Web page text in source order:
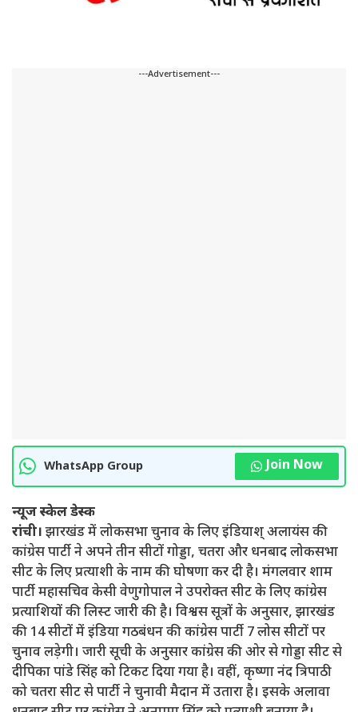
---Advertisement---
WhatsApp Group Join Now
न्यूज स्केल डेस्क
रांची।झारखंड में लोकसभा चुनाव के लिए इंडियाश् अलायंस की
कांग्रेस पार्टी ने अपने तीन सीटों गोड्डा, चतरा और धनबाद लोकसभा
सीट के लिए प्रत्याशी के नाम की घोषणा कर दी है। मंगलवार शाम
पार्टी महासचिव केसी वेणुगोपाल ने उपरोक्त सीट के लिए कांग्रेस
प्रत्याशियों की लिस्ट जारी की है। विश्वस सूत्रों के अनुसार, झारखंड
की 14 सीटों में इंडिया गठबंधन की कांग्रेस पार्टी 7 लोस सीटों पर
चुनाव लड़ेगी। जारी सूची के अनुसार कांग्रेस की ओर से गोड्डा सीट से
दीपिका पांडे सिंह को टिकट दिया गया है। वहीं, कृष्णा नंद त्रिपाठी
को चतरा सीट से पार्टी ने चुनावी मैदान में उतारा है। इसके अलावा